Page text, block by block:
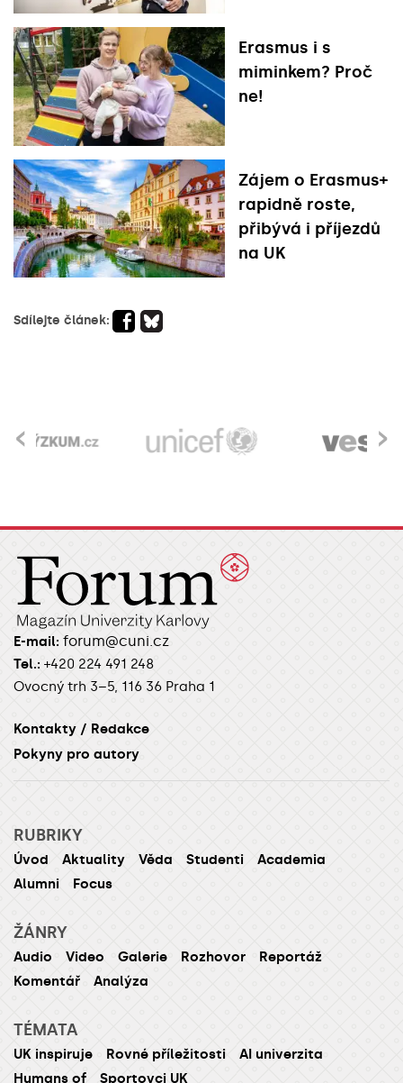
Erasmus i s
miminkem? Proč
ne!
Zájem o Erasmus+
rapidně roste,
přibývá i příjezdů
na UK
Sdílejte článek:
›
‹
E-mail: forum@cuni.cz
Tel.: +420 224 491 248
Ovocný trh 3–5, 116 36 Praha 1
Kontakty / Redakce
Pokyny pro autory
RUBRIKY
Úvod Aktuality Věda Studenti
Academia
Alumni
Focus
ŽÁNRY
Audio Video Galerie Rozhovor
Reportáž
Komentář
Analýza
TÉMATA
UK inspiruje Rovné příležitosti
AI univerzita
Humans of
Sportovci UK